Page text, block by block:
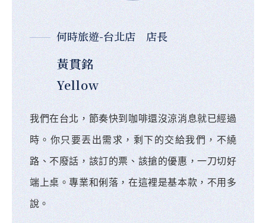
何時旅遊-台北店 店長
黃貫銘
Yellow
我們在台北，節奏快到咖啡還沒涼消息就已經過
時。你只要丟出需求，剩下的交給我們，不繞
路、不廢話，該訂的票、該搶的優惠，一刀切好
端上桌。專業和俐落，在這裡是基本款，不用多
說。